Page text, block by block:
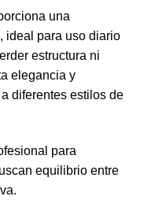
una
ideal para uso diario
estructura ni
elegancia y
diferentes estilos de
para
equilibrio entre